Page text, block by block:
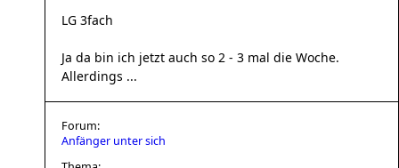
LG 3fach
Ja da bin ich jetzt auch so 2 - 3 mal die Woche.
Allerdings ...
Forum:
Anfänger unter sich